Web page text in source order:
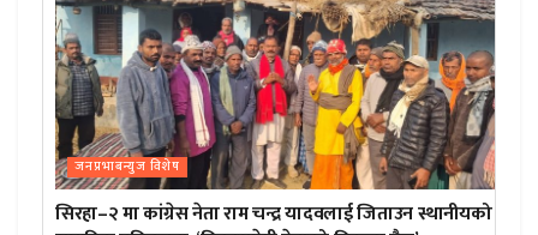
जनप्रभाबन्युज विशेष
सिरहा–२ मा कांग्रेस नेता राम चन्द्र यादवलाई जिताउन स्थानीयको